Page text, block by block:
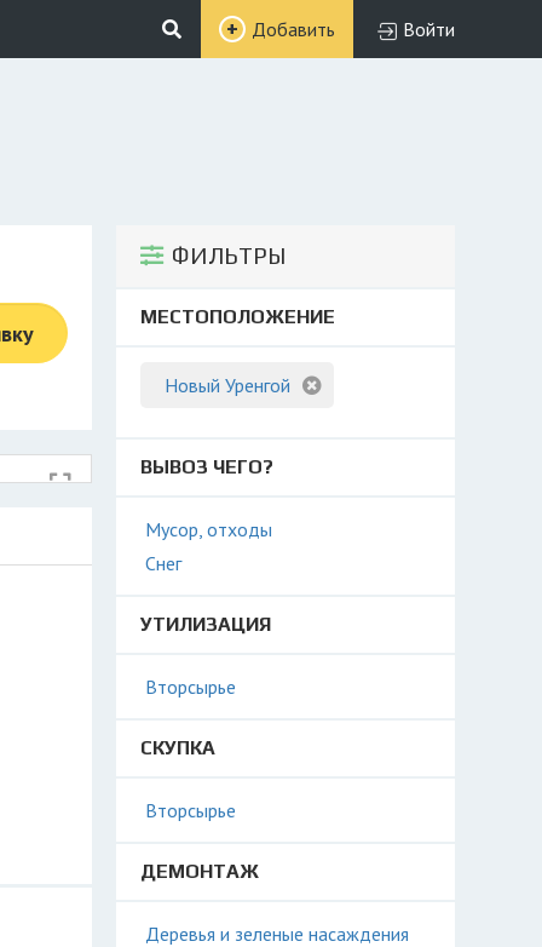
Добавить Войти
ФИЛЬТРЫ
МЕСТОПОЛОЖЕНИЕ
Новый Уренгой
ВЫВОЗ ЧЕГО?
Мусор, отходы
Снег
УТИЛИЗАЦИЯ
Вторсырье
СКУПКА
Вторсырье
ДЕМОНТАЖ
Деревья и зеленые насаждения